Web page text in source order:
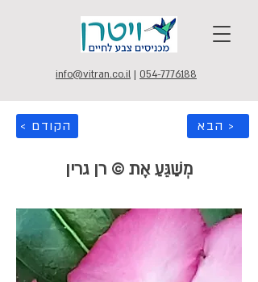
info@vitran.co.il | 054-7776188
< הקודם הבא >
מְשַׁגֵּעַ אֶת © רן גרין